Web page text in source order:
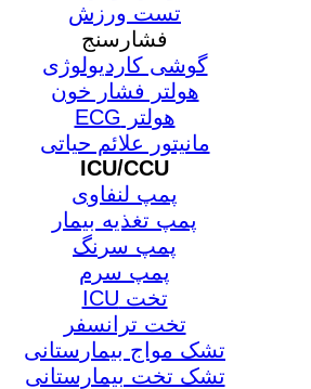
تست ورزش
فشارسنج
گوشی کاردیولوژی
هولتر فشار خون
هولتر ECG
مانیتور علائم حیاتی
ICU/CCU
پمپ لنفاوی
پمپ تغذیه بیمار
پمپ سرنگ
پمپ سرم
تخت ICU
تخت ترانسفر
تشک مواج بیمارستانی
تشک تخت بیمارستانی